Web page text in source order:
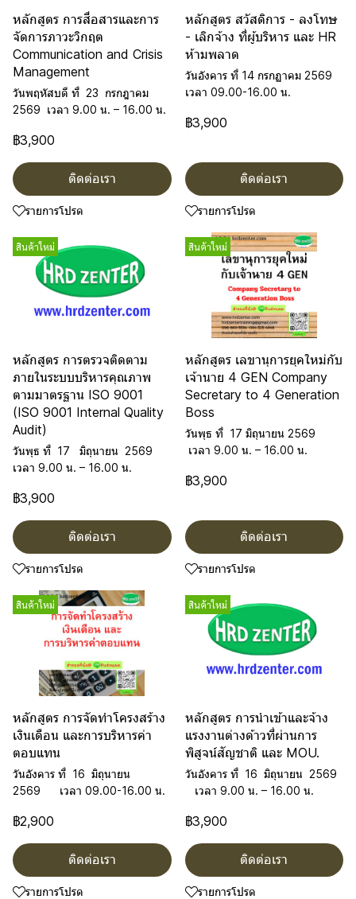
หลักสูตร การสื่อสารและการ
จัดการภาวะวิกฤต
Communication and Crisis
Management
วันพฤหัสบดี ที่ 23 กรกฎาคม
2569 เวลา 9.00 น. – 16.00 น.
฿3,900
ติดต่อเรา
รายการโปรด
หลักสูตร สวัสดิการ - ลงโทษ
- เลิกจ้าง ที่ผู้บริหาร และ HR
ห้ามพลาด
วันอังคาร ที่ 14 กรกฏาคม 2569
เวลา 09.00-16.00 น.
฿3,900
ติดต่อเรา
รายการโปรด
สินค้าใหม่
หลักสูตร การตรวจติดตาม
ภายในระบบบริหารคุณภาพ
ตามมาตรฐาน ISO 9001
(ISO 9001 Internal Quality
Audit)
วันพุธ ที่ 17 มิถุนายน 2569
เวลา 9.00 น. – 16.00 น.
฿3,900
ติดต่อเรา
รายการโปรด
สินค้าใหม่
หลักสูตร เลขานุการยุคใหม่กับ
เจ้านาย 4 GEN Company
Secretary to 4 Generation
Boss
วันพุธ ที่ 17 มิถุนายน 2569
เวลา 9.00 น. – 16.00 น.
฿3,900
ติดต่อเรา
รายการโปรด
สินค้าใหม่
หลักสูตร การจัดทำโครงสร้าง
เงินเดือน และการบริหารค่า
ตอบแทน
วันอังคาร ที่ 16 มิถุนายน
2569 เวลา 09.00-16.00 น.
฿2,900
ติดต่อเรา
รายการโปรด
สินค้าใหม่
หลักสูตร การนำเข้าและจ้าง
แรงงานต่างด้าวที่ผ่านการ
พิสูจน์สัญชาติ และ MOU.
วันอังคาร ที่ 16 มิถุนายน 2569
เวลา 9.00 น. – 16.00 น.
฿3,900
ติดต่อเรา
รายการโปรด